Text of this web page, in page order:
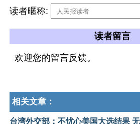
读者暱称:
读者留言
欢迎您的留言反馈。
相关文章：
台湾外交部：不忧心美国大选结果